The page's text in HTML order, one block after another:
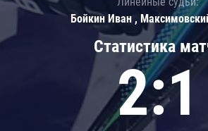
Статистика
2:1
Бойкин Иван ,